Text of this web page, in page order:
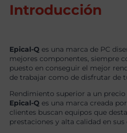
Introducción
Epical-Q es una marca de PC
mejores componentes, siempre
puesto en conseguir el mejor
de trabajar como de disfrutar de
Rendimiento superior a un
Epical-Q es una marca creada
clientes buscan equipos que
prestaciones y alta calidad en